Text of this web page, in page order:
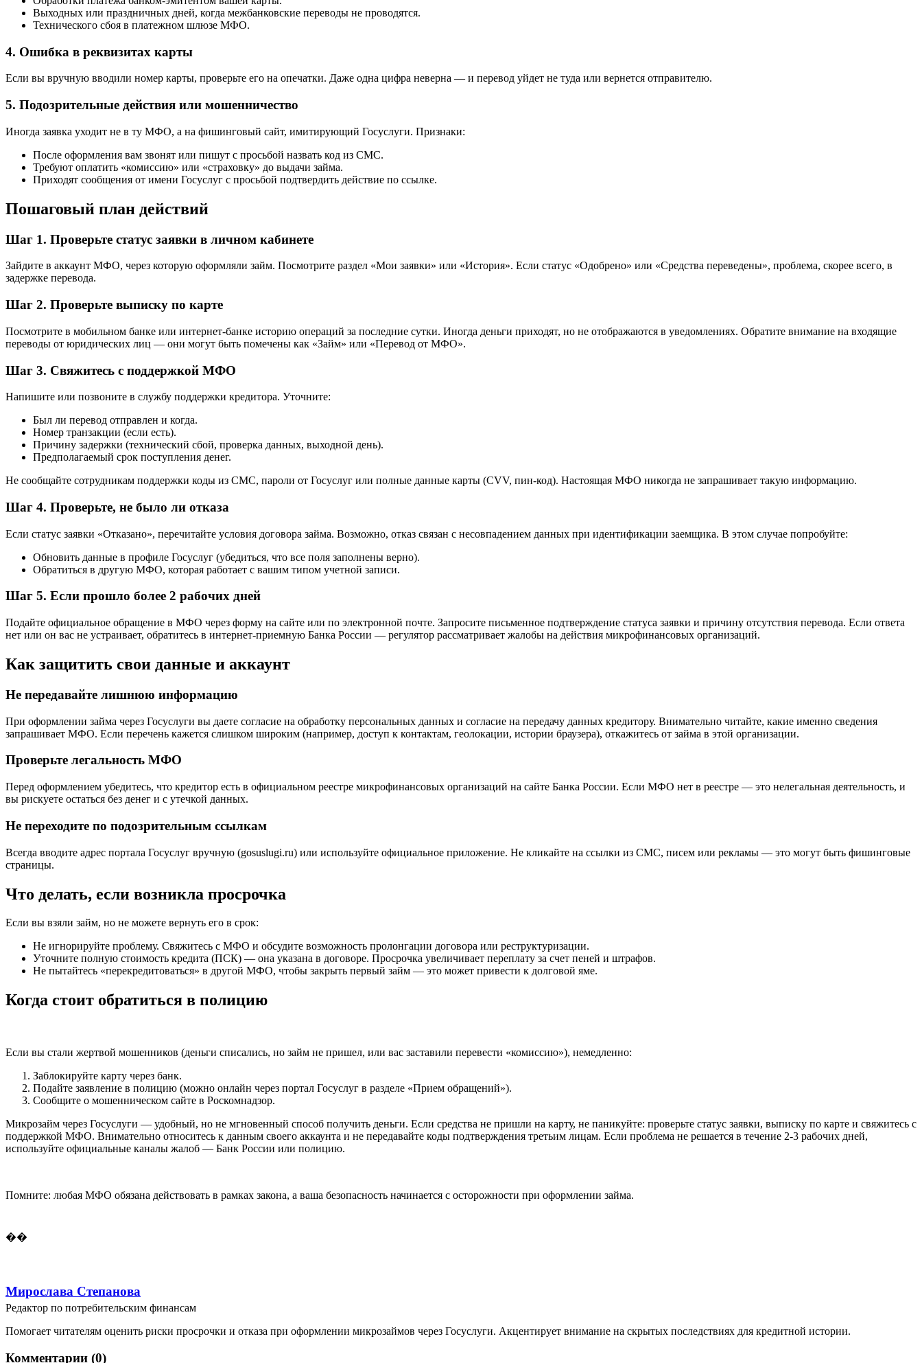
Выходных или праздничных дней, когда межбанковские переводы не проводятся.
Технического сбоя в платежном шлюзе МФО.
4. Ошибка в реквизитах карты
Если вы вручную вводили номер карты, проверьте его на опечатки. Даже одна цифра неверна — и перевод уйдет не туда или вернется отправителю.
5. Подозрительные действия или мошенничество
Иногда заявка уходит не в ту МФО, а на фишинговый сайт, имитирующий Госуслуги. Признаки:
После оформления вам звонят или пишут с просьбой назвать код из СМС.
Требуют оплатить «комиссию» или «страховку» до выдачи займа.
Приходят сообщения от имени Госуслуг с просьбой подтвердить действие по ссылке.
Пошаговый план действий
Шаг 1. Проверьте статус заявки в личном кабинете
Зайдите в аккаунт МФО, через которую оформляли займ. Посмотрите раздел «Мои заявки» или «История». Если статус «Одобрено» или «Средства переведены», проблема, скорее всего, в
задержке перевода.
Шаг 2. Проверьте выписку по карте
Посмотрите в мобильном банке или интернет-банке историю операций за последние сутки. Иногда деньги приходят, но не отображаются в уведомлениях. Обратите внимание на входящие
переводы от юридических лиц — они могут быть помечены как «Займ» или «Перевод от МФО».
Шаг 3. Свяжитесь с поддержкой МФО
Напишите или позвоните в службу поддержки кредитора. Уточните:
Был ли перевод отправлен и когда.
Номер транзакции (если есть).
Причину задержки (технический сбой, проверка данных, выходной день).
Предполагаемый срок поступления денег.
Не сообщайте сотрудникам поддержки коды из СМС, пароли от Госуслуг или полные данные карты (CVV, пин-код). Настоящая МФО никогда не запрашивает такую информацию.
Шаг 4. Проверьте, не было ли отказа
Если статус заявки «Отказано», перечитайте условия договора займа. Возможно, отказ связан с несовпадением данных при идентификации заемщика. В этом случае попробуйте:
Обновить данные в профиле Госуслуг (убедиться, что все поля заполнены верно).
Обратиться в другую МФО, которая работает с вашим типом учетной записи.
Шаг 5. Если прошло более 2 рабочих дней
Подайте официальное обращение в МФО через форму на сайте или по электронной почте. Запросите письменное подтверждение статуса заявки и причину отсутствия перевода. Если ответа
нет или он вас не устраивает, обратитесь в интернет-приемную Банка России — регулятор рассматривает жалобы на действия микрофинансовых организаций.
Как защитить свои данные и аккаунт
Не передавайте лишнюю информацию
При оформлении займа через Госуслуги вы даете согласие на обработку персональных данных и согласие на передачу данных кредитору. Внимательно читайте, какие именно сведения
запрашивает МФО. Если перечень кажется слишком широким (например, доступ к контактам, геолокации, истории браузера), откажитесь от займа в этой организации.
Проверьте легальность МФО
Перед оформлением убедитесь, что кредитор есть в официальном реестре микрофинансовых организаций на сайте Банка России. Если МФО нет в реестре — это нелегальная деятельность, и
вы рискуете остаться без денег и с утечкой данных.
Не переходите по подозрительным ссылкам
Всегда вводите адрес портала Госуслуг вручную (gosuslugi.ru) или используйте официальное приложение. Не кликайте на ссылки из СМС, писем или рекламы — это могут быть фишинговые
страницы.
Что делать, если возникла просрочка
Если вы взяли займ, но не можете вернуть его в срок:
Не игнорируйте проблему. Свяжитесь с МФО и обсудите возможность пролонгации договора или реструктуризации.
Уточните полную стоимость кредита (ПСК) — она указана в договоре. Просрочка увеличивает переплату за счет пеней и штрафов.
Не пытайтесь «перекредитоваться» в другой МФО, чтобы закрыть первый займ — это может привести к долговой яме.
Когда стоит обратиться в полицию
Если вы стали жертвой мошенников (деньги списались, но займ не пришел, или вас заставили перевести «комиссию»), немедленно:
Заблокируйте карту через банк.
Подайте заявление в полицию (можно онлайн через портал Госуслуг в разделе «Прием обращений»).
Сообщите о мошенническом сайте в Роскомнадзор.
Микрозайм через Госуслуги — удобный, но не мгновенный способ получить деньги. Если средства не пришли на карту, не паникуйте: проверьте статус заявки, выписку по карте и свяжитесь с
поддержкой МФО. Внимательно относитесь к данным своего аккаунта и не передавайте коды подтверждения третьим лицам. Если проблема не решается в течение 2-3 рабочих дней,
используйте официальные каналы жалоб — Банк России или полицию.
Помните: любая МФО обязана действовать в рамках закона, а ваша безопасность начинается с осторожности при оформлении займа.
��
Мирослава Степанова
Редактор по потребительским финансам
Помогает читателям оценить риски просрочки и отказа при оформлении микрозаймов через Госуслуги. Акцентирует внимание на скрытых последствиях для кредитной истории.
Комментарии (0)